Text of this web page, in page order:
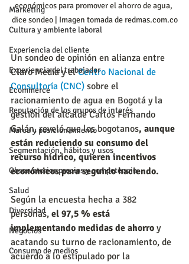
Marketing
Cultura y ambiente laboral
Experiencia del cliente
Experiencia del trabajador
Ecommerce
Reputación de los grupos de interés
Marca y posicionamiento
Segmentación, hábitos y usos
Observatorios precios y competencia
Salud
Diversidad
Negocios
Consumo de medios
económicos para promover el ahorro de agua,
dice sondeo | Imagen tomada de redmas.com.co
Un sondeo de opinión en alianza entre
Claro Media y el Centro Nacional de
Consultoría (CNC) sobre el
racionamiento de agua en Bogotá y la
gestión del alcalde Carlos Fernando
Galán, reveló que los bogotanos, aunque
están reduciendo su consumo del
recurso hídrico, quieren incentivos
económicos para seguirlo haciendo.
Según la encuesta hecha a 382
personas, el 97,5 % está
implementando medidas de ahorro y
acatando su turno de racionamiento, de
acuerdo a lo estipulado por la